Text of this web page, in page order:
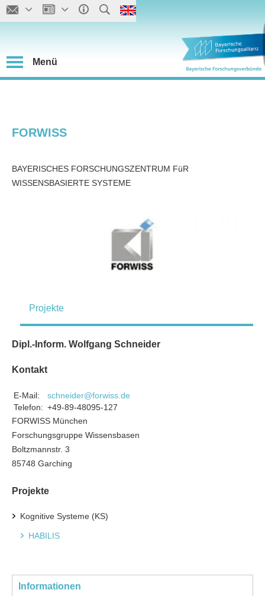
Menü
FORWISS
BAYERISCHES FORSCHUNGSZENTRUM FüR
WISSENSBASIERTE SYSTEME
Projekte
Dipl.-Inform. Wolfgang Schneider
Kontakt
E-Mail:
schneider@forwiss.de
Telefon: +49-89-48095-127
FORWISS München
Forschungsgruppe Wissensbasen
Boltzmannstr. 3
85748 Garching
Projekte
Kognitive Systeme (KS)
HABILIS
Informationen